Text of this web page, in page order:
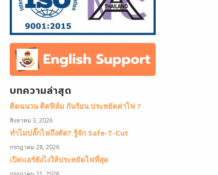
บทความล่าสุด
ติดฉนวน ติดฟิล์ม กันร้อน ประหยัดค่าไฟ ?
สิงหาคม 3, 2026
ทำไมปลั๊กไฟถึงตัด? รู้จัก Safe-T-Cut
กรกฎาคม 28, 2026
เปิดแอร์ยังไงให้ประหยัดไฟที่สุด